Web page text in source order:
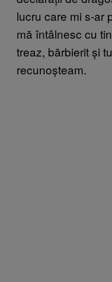
lucru care mi s-ar
mă întâlnesc cu
treaz, bărbierit și
recunoșteam.